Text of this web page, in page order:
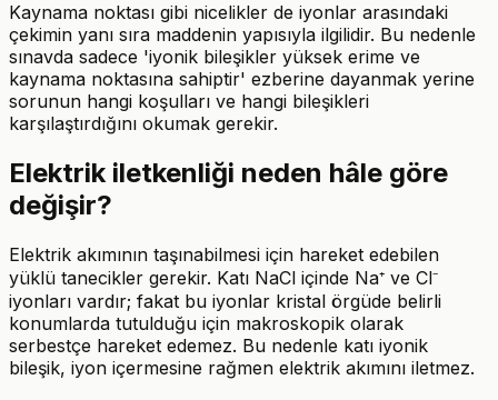
Kaynama noktası gibi nicelikler de iyonlar arasındaki
çekimin yanı sıra maddenin yapısıyla ilgilidir. Bu nedenle
sınavda sadece 'iyonik bileşikler yüksek erime ve
kaynama noktasına sahiptir' ezberine dayanmak yerine
sorunun hangi koşulları ve hangi bileşikleri
karşılaştırdığını okumak gerekir.
Elektrik iletkenliği neden hâle göre
değişir?
Elektrik akımının taşınabilmesi için hareket edebilen
yüklü tanecikler gerekir. Katı NaCl içinde Na⁺ ve Cl⁻
iyonları vardır; fakat bu iyonlar kristal örgüde belirli
konumlarda tutulduğu için makroskopik olarak
serbestçe hareket edemez. Bu nedenle katı iyonik
bileşik, iyon içermesine rağmen elektrik akımını iletmez.